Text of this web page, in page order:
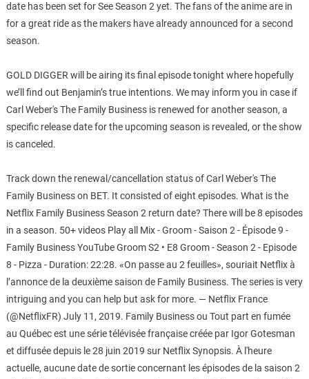
date has been set for See Season 2 yet. The fans of the anime are in
for a great ride as the makers have already announced for a second
season.
GOLD DIGGER will be airing its final episode tonight where hopefully
we’ll find out Benjamin’s true intentions. We may inform you in case if
Carl Weber's The Family Business is renewed for another season, a
specific release date for the upcoming season is revealed, or the show
is canceled.
Track down the renewal/cancellation status of Carl Weber's The
Family Business on BET. It consisted of eight episodes. What is the
Netflix Family Business Season 2 return date? There will be 8 episodes
in a season. 50+ videos Play all Mix - Groom - Saison 2 - Épisode 9 -
Family Business YouTube Groom S2 • E8 Groom - Season 2 - Episode
8 - Pizza - Duration: 22:28. «On passe au 2 feuilles», souriait Netflix à
l’annonce de la deuxième saison de Family Business. The series is very
intriguing and you can help but ask for more. — Netflix France
(@NetflixFR) July 11, 2019. Family Business ou Tout part en fumée
au Québec est une série télévisée française créée par Igor Gotesman
et diffusée depuis le 28 juin 2019 sur Netflix Synopsis. À l'heure
actuelle, aucune date de sortie concernant les épisodes de la saison 2